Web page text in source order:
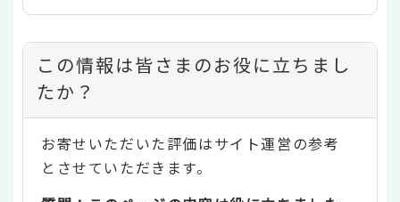
コ
ン
テ
ン
ツ
この情報は皆さまのお役に立ちまし
たか？
お寄せいただいた評価はサイト運営の参考
とさせていただきます。